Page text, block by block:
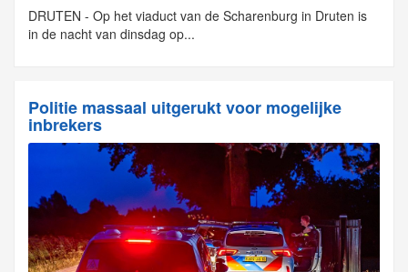
DRUTEN - Op het viaduct van de Scharenburg in Druten is
in de nacht van dinsdag op...
Politie massaal uitgerukt voor mogelijke
inbrekers